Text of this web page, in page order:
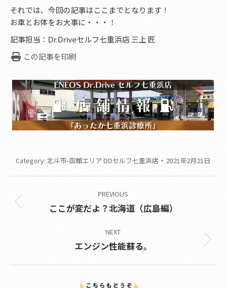
それでは、今回の記事はここまでとなります！
お車とお体をお大事に・・・！
記事担当：Dr.Driveセルフ七重浜店 三上 匠
この記事を印刷
Category: 北斗市-函館エリア DDセルフ七重浜店 2021年2月21日
navigation
PREVIOUS
Previous
ここが変だよ？北海道（広島編）
NEXT
Next
エンジン性能蘇る。